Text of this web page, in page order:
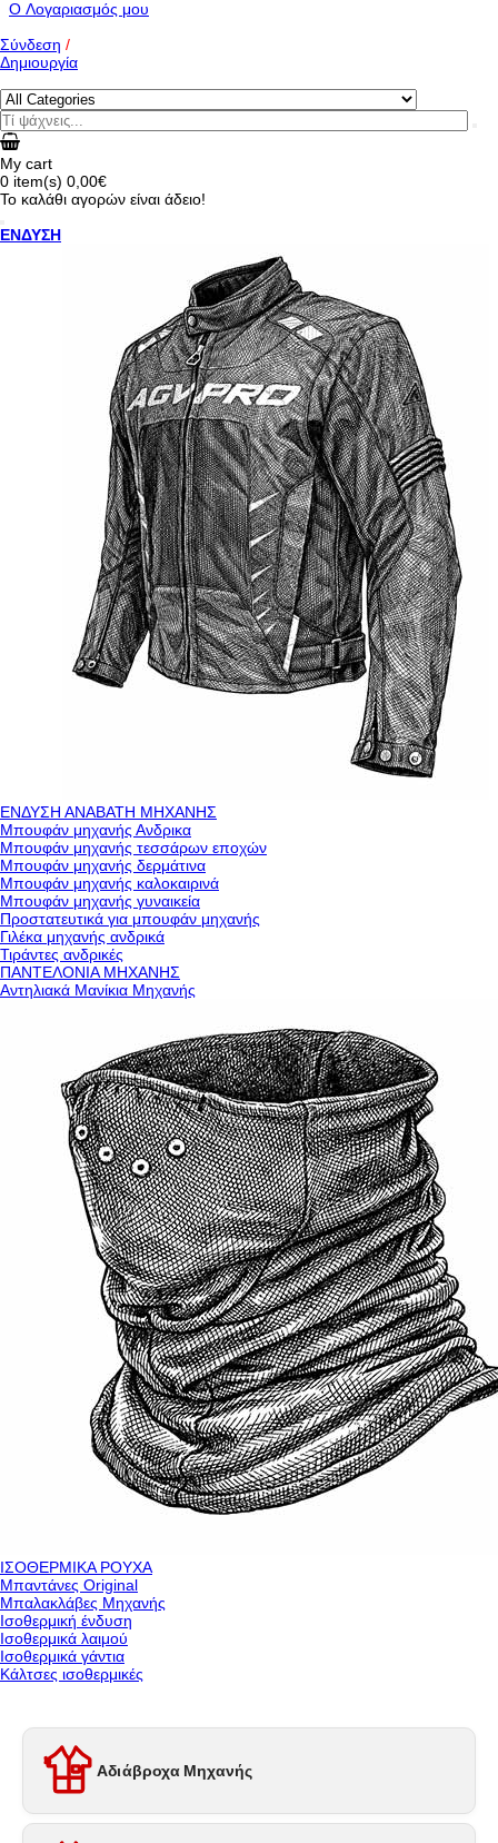
O Λογαριασμός μου
Σύνδεση /
Δημιουργία
My cart
0 item(s) 0,00€
Το καλάθι αγορών είναι άδειο!
ΕΝΔΥΣΗ
ΕΝΔΥΣΗ ΑΝΑΒΑΤΗ ΜΗΧΑΝΗΣ
Μπουφάν μηχανής Ανδρικα
Μπουφάν μηχανής τεσσάρων εποχών
Μπουφάν μηχανής δερμάτινα
Μπουφάν μηχανής καλοκαιρινά
Μπουφάν μηχανής γυναικεία
Προστατευτικά για μπουφάν μηχανής
Γιλέκα μηχανής ανδρικά
Τιράντες ανδρικές
ΠΑΝΤΕΛΟΝΙΑ ΜΗΧΑΝΗΣ
Αντηλιακά Μανίκια Μηχανής
ΙΣΟΘΕΡΜΙΚΑ ΡΟΥΧΑ
Μπαντάνες Original
Μπαλακλάβες Μηχανής
Ισοθερμική ένδυση
Ισοθερμικά λαιμού
Ισοθερμικά γάντια
Κάλτσες ισοθερμικές
Αδιάβροχα Μηχανής